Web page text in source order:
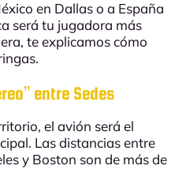
en Dallaso a España
será tu jugadora más
, te explicamos cómo
entre Sedes
el avión será el
Las distancias entre
y Boston son de más de